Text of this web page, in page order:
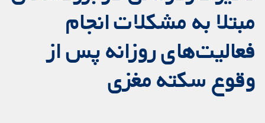
مبتلا به مشکلات انجام
فعالیت‌های روزانه پس از
وقوع سکته مغزی